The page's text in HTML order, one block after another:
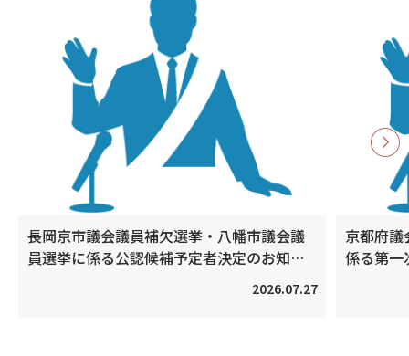
長岡京市議会議員補欠選挙・八幡市議会議
員選挙に係る公認候補予定者決定のお知ら
2026.07.27
京都府
係る第一